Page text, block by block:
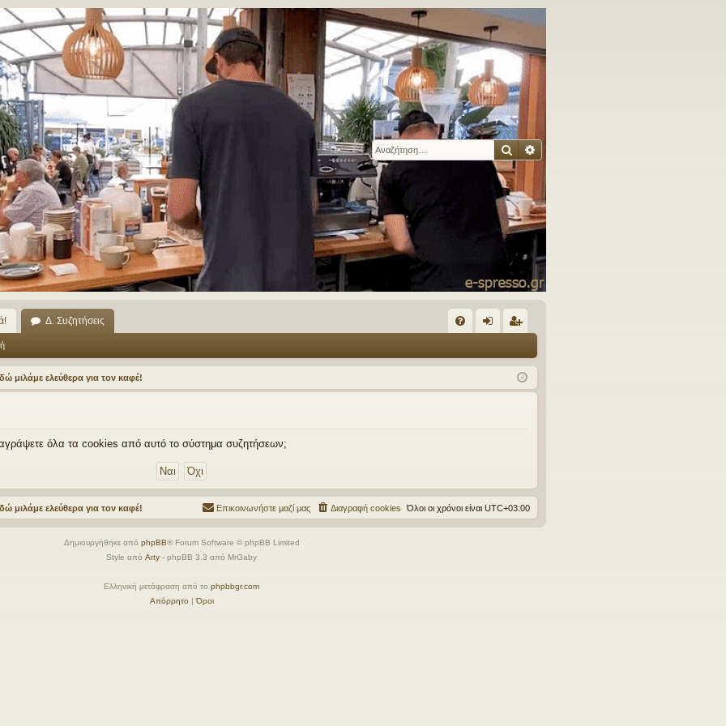
ΑναζήτησηΕιδική αναζήτηση
Δ. Συζητήσεις
χν
ές
εις
δε
ση
ρα
φ
μιλάμε ελεύθερα για τον καφέ!
όλα τα cookies από αυτό το σύστημα συζητήσεων;
μιλάμε ελεύθερα για τον καφέ! Όλοι οι χρόνοι είναι UTC+03:00
Διαγραφή cookies
Επικοινωνήστε μαζί μας
Δημιουργήθηκε από phpBB® Forum Software © phpBB Limited
Style από Arty - phpBB 3.3 από MrGaby
Ελληνική μετάφραση από το phpbbgr.com
Απόρρητο |Όροι